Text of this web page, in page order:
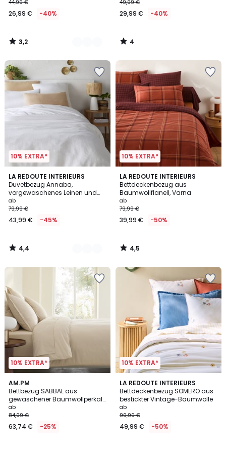
44,99 €
26,99 € -40%
3,2
/
49,99 €
29,99 € -40%
4
/
10% EXTRA*
LA REDOUTE INTERIEURS
Duvetbezug Annaba,
vorgewaschenes Leinen und
Baumwolle
ab
79,99 €
43,99 € -45%
4,4
/ 5
8
Farben
4,4
/
10% EXTRA*
LA REDOUTE INTERIEURS
Bettdeckenbezug aus
Baumwollflanell, Varna
ab
79,99 €
39,99 € -50%
4,5
/ 5
4,5
/
10% EXTRA*
AM.PM
Bettbezug SABBAL aus
gewaschener Baumwollperkal-
Qualität (120 Fäden)
ab
84,99 €
63,74 € -25%
3,5
/ 5
10
Farben
10% EXTRA*
LA REDOUTE INTERIEURS
Bettdeckenbezug SOMERO aus
bestickter Vintage-Baumwolle
ab
99,99 €
49,99 € -50%